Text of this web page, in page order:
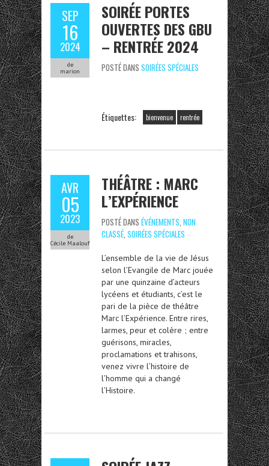
SEP
16
2024
de
marion
SOIRÉE PORTES
OUVERTES DES GBU
– RENTRÉE 2024
POSTÉ DANS SOIRÉES SPÉCIALES
Étiquettes: bienvenue rentrée
AVR
05
2023
de
Cécile Maalouf
THÉÂTRE : MARC
L’EXPÉRIENCE
POSTÉ DANS ÉVÉNEMENTS, NON
CLASSÉ, SOIRÉES SPÉCIALES
L’ensemble de la vie de Jésus
selon l’Evangile de Marc jouée
par une quinzaine d’acteurs
lycéens et étudiants, c’est le
pari de la pièce de théâtre
Marc l’Expérience. Entre rires,
larmes, peur et colère ; entre
guérisons, miracles,
proclamations et trahisons,
venez vivre l’histoire de
l’homme qui a changé
l’Histoire.